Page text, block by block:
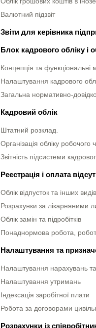
Валютний підзвіт
Звіти для керівника
Блок кадрового обліку і
Концепція та функціональні
Налаштування кадрового
Загальна нормативно-
Кадровий облік
Штатний розклад.
Організація обліку робочого
Звітність підсистеми
Реєстрація і оплата
Облік відпусток та інших
Розрахунки за лікарняними
Облік замін та підробітків
Понаднормова робота, робота
Налаштування та
Налаштування нарахувань
Налаштування утримань
Індексація заробітної плати
Робота за договорами
Розрахунки із